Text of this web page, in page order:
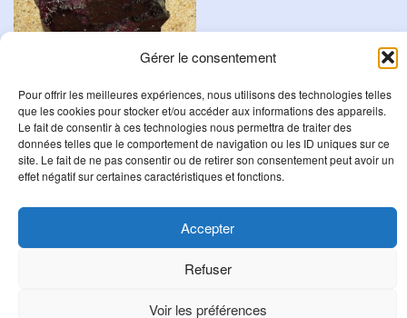
Gérer le consentement
Pour offrir les meilleures expériences, nous utilisons des technologies telles
que les cookies pour stocker et/ou accéder aux informations des appareils.
Le fait de consentir à ces technologies nous permettra de traiter des
données telles que le comportement de navigation ou les ID uniques sur ce
site. Le fait de ne pas consentir ou de retirer son consentement peut avoir un
effet négatif sur certaines caractéristiques et fonctions.
Accepter
Refuser
Voir les préférences
Grenat Rouge
12,00€
Ajouter au panier
R